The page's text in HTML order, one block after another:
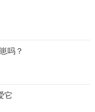
吗？
它